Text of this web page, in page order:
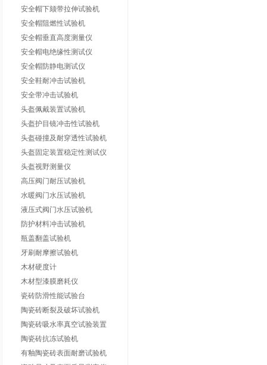
安全帽下颏带拉伸试验机
安全帽阻燃性试验机
安全帽垂直高度测量仪
安全帽电绝缘性测试仪
安全帽防静电测试仪
安全鞋耐冲击试验机
安全带冲击试验机
头盔佩戴装置试验机
头盔护目镜冲击性试验机
头盔碰撞及耐穿透性试验机
头盔固定装置稳定性测试仪
头盔视野测量仪
高压阀门耐压试验机
水暖阀门水压试验机
液压式阀门水压试验机
防护材料冲击试验机
瓶盖翻盖试验机
牙刷耐摩擦试验机
木材硬度计
木材型漆膜磨耗仪
瓷砖防滑性能试验台
陶瓷砖断裂及破坏试验机
陶瓷砖吸水率真空试验装置
陶瓷砖抗冻试验机
有釉陶瓷砖表面耐磨试验机